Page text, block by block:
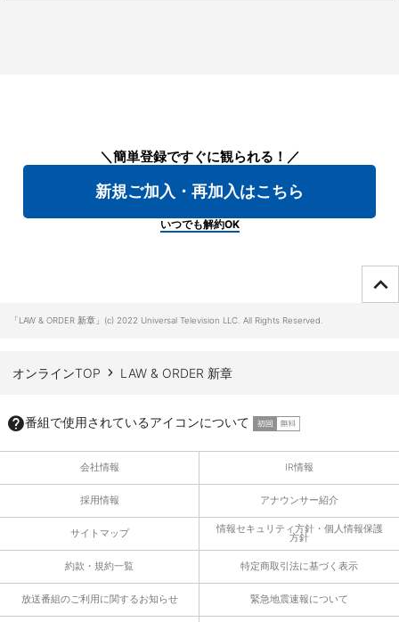
＼簡単登録ですぐに観られる！／
新規ご加入・再加入はこちら
いつでも解約OK
「LAW & ORDER 新章」(c) 2022 Universal Television LLC. All Rights Reserved.
オンラインTOP LAW & ORDER 新章
番組で使用されているアイコンについて
会社情報 IR情報
採用情報 アナウンサー紹介
サイトマップ 情報セキュリティ方針・個人情報保護
方針
約款・規約一覧 特定商取引法に基づく表示
放送番組のご利用に関するお知らせ 緊急地震速報について